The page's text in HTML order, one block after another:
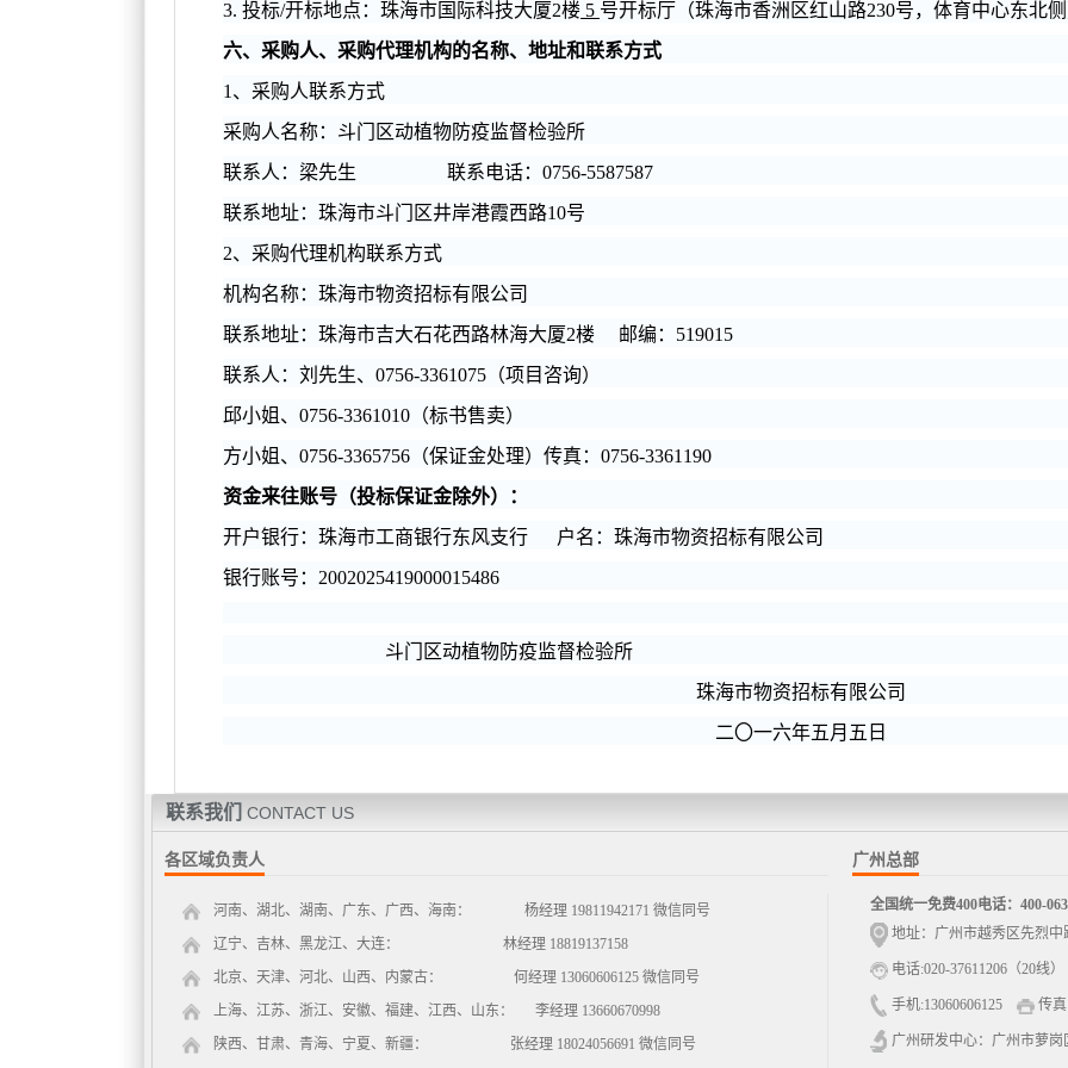
3. 投标/开标地点：珠海市国际科技大厦2楼 5 号开标厅（珠海市香洲区红山路230号，体育中心东北
六、采购人、采购代理机构的名称、地址和联系方式
1 、采购人联系方式
采购人名称：斗门区动植物防疫监督检验所
联系人：梁先生 联系电话：0756-5587587
联系地址：珠海市斗门区井岸港霞西路10号
2、采购代理机构联系方式
机构名称：珠海市物资招标有限公司
联系地址： 珠海市吉大石花西路林海大厦2楼 邮编： 519015
联系人： 刘先生、 0756-3361075 （项目咨询）
邱小姐、0756-3361010（标书售卖）
方小姐、0756-3365756（保证金处理）传真：0756-3361190
资金来往账号（投标保证金除外）：
开户银行：珠海市工商银行东风支行 户名：珠海市物资招标有限公司
银行账号 ：2002025419000015486
斗门区动植物防疫监督检验所
珠海市物资招标有限公司
二〇一六年五月五日
联系我们 CONTACT US
各区域负责人
河南、湖北、湖南、广东、广西、海南： 杨经理 19811942171 微信同号
辽宁、吉林、黑龙江、大连： 林经理 18819137158
北京、天津、河北、山西、内蒙古： 何经理 13060606125 微信同号
上海、江苏、浙江、安徽、福建、江西、山东： 李经理 13660670998
陕西、甘肃、青海、宁夏、新疆： 张经理 18024056691 微信同号
广州总部
全国统一免费400电话：400-
地址：广州市越秀区先烈中
电话:020-37611206（20线）
手机:13060606125 传真
广州研发中心：广州市萝